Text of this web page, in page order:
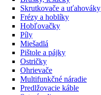
Skrutkovače a uťahováky
Frézy a hoblíky
Hobľovačky
Píly
Miešadlá
Pištole a pájky
Ostričky
Ohrievače
Multifunkčné náradie
Predlžovacie káble